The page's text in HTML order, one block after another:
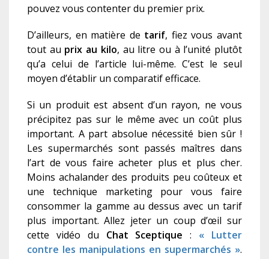
pouvez vous contenter du premier prix.
D’ailleurs, en matière de tarif, fiez vous avant
tout au prix au kilo, au litre ou à l’unité plutôt
qu’a celui de l’article lui-même.C’est le seul
moyen d’établir un comparatif efficace.
Si un produit est absent d’un rayon, ne vous
précipitez pas sur le même avec un coût plus
important. A part absolue nécessité bien sûr !
Les supermarchés sont passés maîtres dans
l’art de vous faire acheter plus et plus cher.
Moins achalander des produits peu coûteux et
une technique marketing pour vous faire
consommer la gamme au dessus avec un tarif
plus important. Allez jeter un coup d’œil sur
cette vidéo du Chat Sceptique : « Lutter
contre les manipulations en supermarchés ».